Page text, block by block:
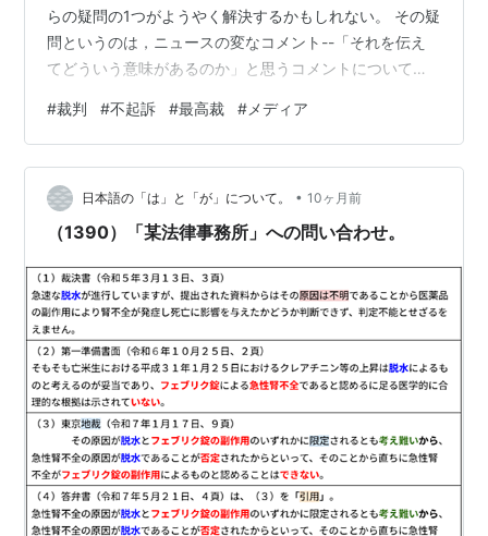
らの疑問の1つがようやく解決するかもしれない。 その疑
問というのは，ニュースの変なコメント--「それを伝え
てどういう意味があるのか」と思うコメントについて追
に，「病院で死亡が確認されました」「不起訴の理由を
明らかにしていません」--いつも気になる表現を指摘す
る - jeyseni's diary (2022/6/28)の中でコメントした。ず
っとモヤモヤが続いていたのである。 理由の1つはマスコ
ミ側…
#裁判 #不起訴 #最高裁 # メディア
日本語の「は」と「が」について。 • 10ヶ月前
（1390）「某法律事務所」への問い合わせ。